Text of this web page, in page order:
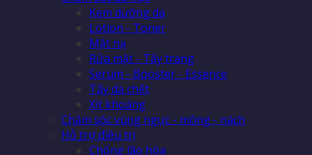
Kem dưỡng da
Lotion - Toner
Mặt nạ
Rửa mặt - Tẩy trang
Serum - Booster - Essence
Tẩy da chết
Xịt khoáng
Chăm sóc vùng ngực - mông - nách
Hỗ trợ điều trị
Chống lão hóa